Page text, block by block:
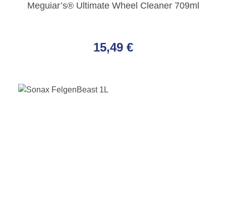
Meguiar’s® Ultimate Wheel Cleaner 709ml
15,49 €